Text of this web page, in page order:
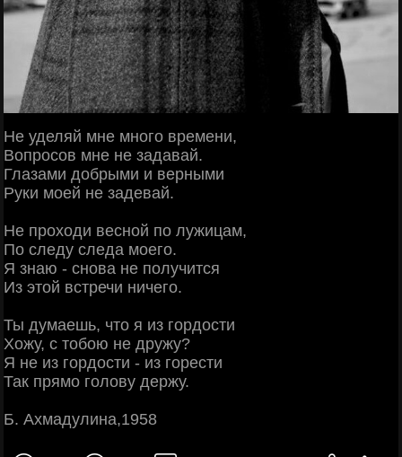
Не уделяй мне много времени,
Вопросов мне не задавай.
Глазами добрыми и верными
Руки моей не задевай.
Не проходи весной по лужицам,
По следу следа моего.
Я знаю - снова не получится
Из этой встречи ничего.
Ты думаешь, что я из гордости
Хожу, с тобою не дружу?
Я не из гордости - из горести
Так прямо голову держу.
Б. Ахмадулина,1958